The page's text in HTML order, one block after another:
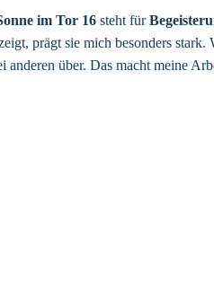
im Tor 16 steht für
prägt sie mich besonders
anderen über. Das macht meine